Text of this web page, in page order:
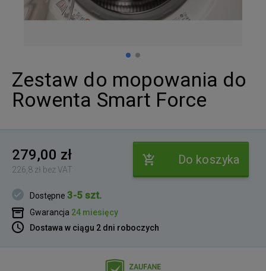
Zestaw do mopowania do
Rowenta Smart Force
279,00 zł
226,8 zł bez VAT
Do koszyka
Dostępne3-5 szt.
Gwarancja 24 miesięcy
Dostawa w ciągu 2 dni roboczych